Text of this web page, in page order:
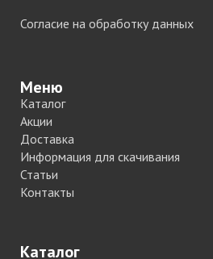
Согласие на обработку данных
Меню
Каталог
Акции
Доставка
Информация для скачивания
Статьи
Контакты
Каталог